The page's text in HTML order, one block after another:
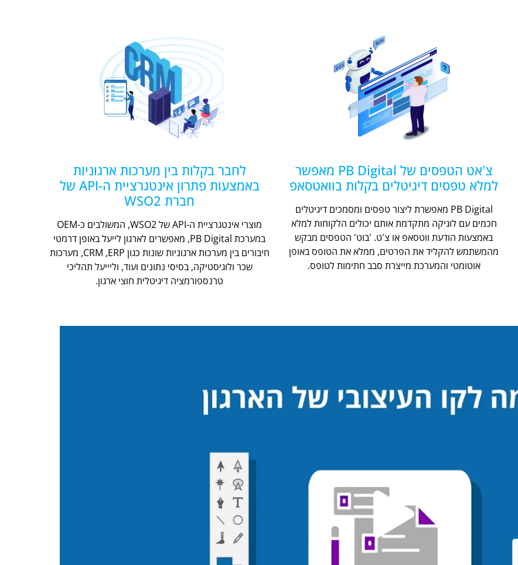
צ'אט הטפסים של PB Digital מאפשר
למלא טפסים דיגיטלים בקלות בוואטסאפ
PB Digital מאפשרת ליצור טפסים ומסמכים דיגיטלים
חכמים עם לוגיקה מתקדמת אותם יכולים הלקוחות למלא
באמצעות הודעת ווטסאפ או צ'ט. 'בוט' הטפסים מבקש
מהמשתמש להקליד את הפרטים, ממלא את הטופס באופן
אוטומטי והמערכת מייצרת סבב חתימות לטופס.
לחבר בקלות בין מערכות ארגוניות
באמצעות פתרון אינטגרציית ה-API של
חברת WSO2
מוצרי אינטגרציית ה-API של WSO2, המשולבים כ-OEM
במערכת PB Digital, מאפשרים לארגון לייעל באופן דרמטי
חיבורים בין מערכות ארגוניות שונות כגון CRM ,ERP, מערכות
שכר ולוגיסטיקה, בסיסי נתונים ועוד, וליייעל תהליכי
טרנספורמציה דיגיטלית חוצי ארגון.